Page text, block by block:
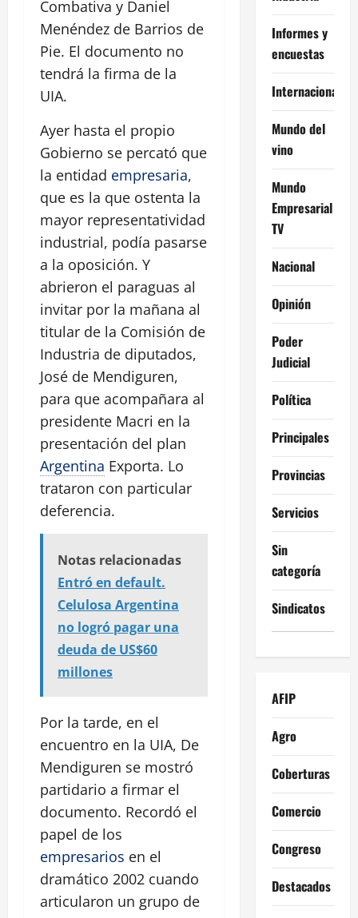
Combativa y Daniel
Menéndez de Barrios de
Pie. El documento no
tendrá la firma de la
UIA.
Ayer hasta el propio
Gobierno se percató que
la entidad empresaria,
que es la que ostenta la
mayor representatividad
industrial, podía pasarse
a la oposición. Y
abrieron el paraguas al
invitar por la mañana al
titular de la Comisión de
Industria de diputados,
José de Mendiguren,
para que acompañara al
presidente Macri en la
presentación del plan
Argentina Exporta. Lo
trataron con particular
deferencia.
Notas relacionadas
Entró en default.
Celulosa Argentina
no logró pagar una
deuda de US$60
millones
Por la tarde, en el
encuentro en la UIA, De
Mendiguren se mostró
partidario a firmar el
documento. Recordó el
papel de los
empresarios en el
dramático 2002 cuando
articularon un grupo de
Informes y
encuestas
Internacional
Mundo del
vino
Mundo
Empresarial
TV
Nacional
Opinión
Poder
Judicial
Política
Principales
Provincias
Servicios
Sin
categoría
Sindicatos
AFIP
Agro
Coberturas
Comercio
Congreso
Destacados